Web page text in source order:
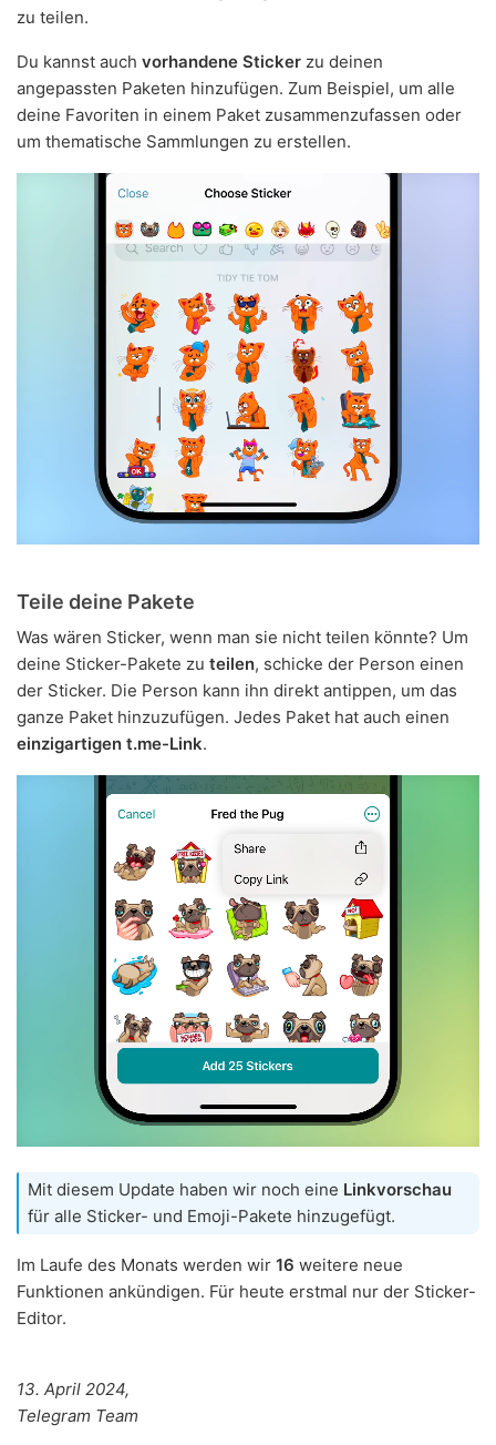
zu teilen.
Du kannst auch vorhandene Sticker zu deinen
angepassten Paketen hinzufügen. Zum Beispiel, um alle
deine Favoriten in einem Paket zusammenzufassen oder
um thematische Sammlungen zu erstellen.
Teile deine Pakete
Was wären Sticker, wenn man sie nicht teilen könnte? Um
deine Sticker-Pakete zu teilen, schicke der Person einen
der Sticker. Die Person kann ihn direkt antippen, um das
ganze Paket hinzuzufügen. Jedes Paket hat auch einen
einzigartigen t.me-Link.
Mit diesem Update haben wir noch eine Linkvorschau
für alle Sticker- und Emoji-Pakete hinzugefügt.
Im Laufe des Monats werden wir 16 weitere neue
Funktionen ankündigen. Für heute erstmal nur der Sticker-
Editor.
13. April 2024,
Telegram Team